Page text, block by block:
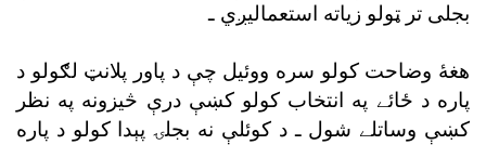
بجلى تر ټولو زياته استعماليږي ـ
هغۀ وضاحت کولو سره ووئيل چې د پاور پلانټ لګولو د
پاره د ځائے په انتخاب کولو کښې درې څيزونه په نظر
کښې وساتلے شول ـ د کوئلې نه بجلۍ پېدا کولو د پاره